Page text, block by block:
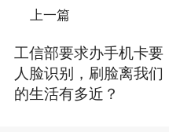
上一篇
工信部要求办手机卡要
人脸识别，刷脸离我们
的生活有多近？